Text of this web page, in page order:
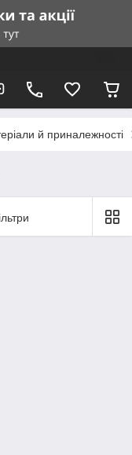
й приналежності